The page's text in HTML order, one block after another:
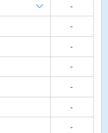
-
-
-
-
-
-
-